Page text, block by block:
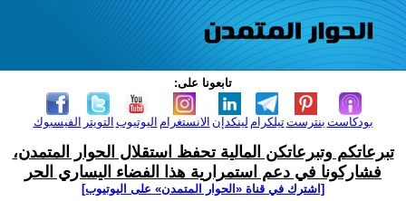
تابعونا على:
الفيسبوك التويتر اليوتيوب الانستغرام لينكدإن تيلكرامبنترست بودكاست
تبرعاتكم وتبرعاتكن المالية تحفظ استقلال الحوار المتمدن،
فشاركونا في دعم استمرارية هذا الفضاء اليساري الحر
[اشترك في قناة ‫«الحوار المتمدن» على اليوتيوب]